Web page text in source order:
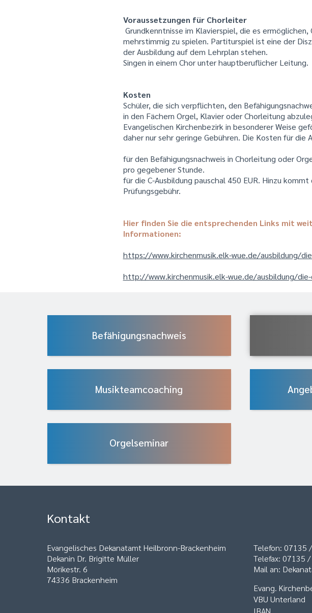
Voraussetzungen für Chorleiter
Grundkenntnisse im Klavierspiel, die es ermöglichen,
mehrstimmig zu spielen. Partiturspiel ist eine der
der Ausbildung auf dem Lehrplan stehen.
Singen in einem Chor unter hauptberuflicher Leitung.
Kosten
Schüler, die sich verpflichten, den
in den Fächern Orgel, Klavier oder Chorleitung
Evangelischen Kirchenbezirk in besonderer Weise
daher nur sehr geringe Gebühren. Die Kosten für die
für den Befähigungsnachweis in Chorleitung oder
pro gegebener Stunde.
für die C-Ausbildung pauschal 450 EUR. Hinzu kommt
Prüfungsgebühr.
Hier finden Sie die entsprechenden Links mit
Informationen:
https://www.kirchenmusik.elk-wue.de/ausbildung/
http://www.kirchenmusik.elk-wue.de/ausbildung/die-
Befähigungsnachweis
Musikteamcoaching
Orgelseminar
Kontakt
Evangelisches Dekanatamt Heilbronn-Brackenheim
Dekanin Dr. Brigitte Müller
Mörikestr. 6
74336 Brackenheim
Telefon: 07135
Telefax: 07135
Mail an:
Evang.
VBU Unterland
IBAN